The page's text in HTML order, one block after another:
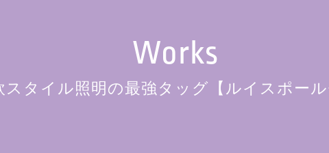
Works
スタイル照明の最強タッグ【ルイスポー